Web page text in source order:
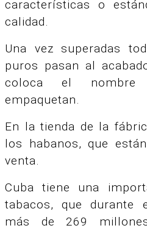
características o
calidad.
Una vez superadas
puros pasan al
coloca el
empaquetan.
En la tienda de la
los habanos, que
venta.
Cuba tiene una
tabacos, que durante
más de 269